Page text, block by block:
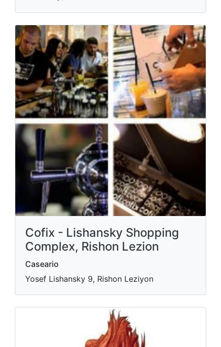
Cofix - Lishansky Shopping
Complex, Rishon Lezion
Caseario
Yosef Lishansky 9, Rishon Leziyon